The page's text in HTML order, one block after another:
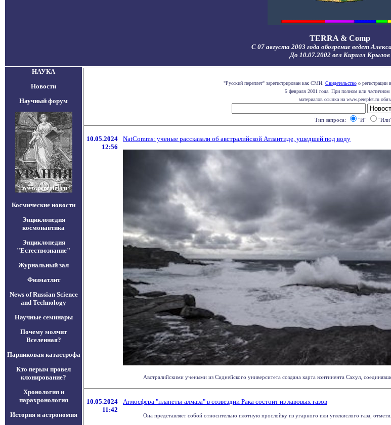
TERRA & Comp
С 07 августа 2003 года обозрение ведет
До 10.07.2002 вел Кирилл Крылов
НАУКА
Новости
Научный форум
Космические новости
Энциклопедия
космонавтика
Энциклопедия
"Естествознание"
Журнальный зал
Физматлит
News of Russian Science
and Technology
Научные семинары
Почему молчит
Вселенная?
Парниковая катастрофа
Кто перым провел
клонирование?
Хронология и
парахронология
История и астрономия
"Русский переплет" зарегистрирован как СМИ. Свидетельствоо регистрации
5 февраля 2001 года. При полном или частичном
материалов ссылка на www.pereplet.ru
Тип запроса: "И"
10.05.2024
12:56
NatComms: ученые рассказали об австралийской Атлантиде, ушедшей под воду
Австралийскими учеными из Сиднейского университета создана карта континента Сахул,
10.05.2024
11:42
Атмосфера "планеты-алмаза" в созвездии Рака состоит из лавовых газов
Она представляет собой относительно плотную прослойку из угарного или углекислого газа,